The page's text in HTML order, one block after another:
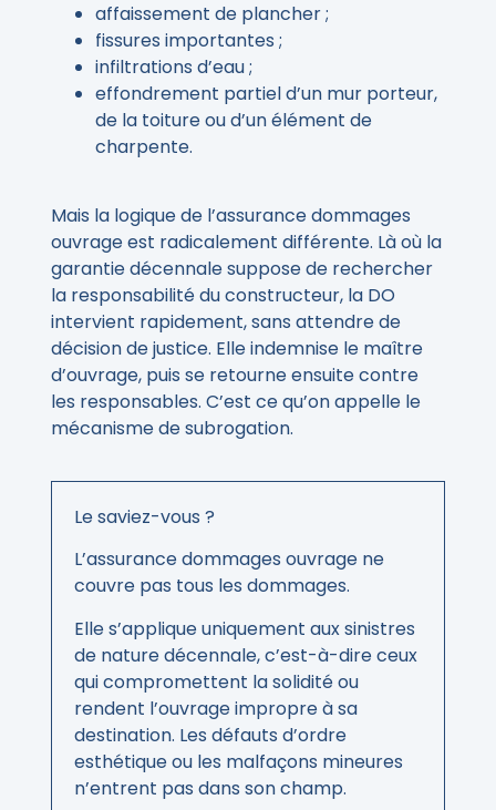
affaissement de plancher ;
fissures importantes ;
infiltrations d’eau ;
effondrement partiel d’un mur porteur,
de la toiture ou d’un élément de
charpente.
Mais la logique de l’assurance dommages
ouvrage est radicalement différente. Là où la
garantie décennale suppose de rechercher
la responsabilité du constructeur, la DO
intervient rapidement, sans attendre de
décision de justice. Elle indemnise le maître
d’ouvrage, puis se retourne ensuite contre
les responsables. C’est ce qu’on appelle le
mécanisme de subrogation.
Le saviez-vous ?
L’assurance dommages ouvrage ne
couvre pas tous les dommages.
Elle s’applique uniquement aux sinistres
de nature décennale, c’est-à-dire ceux
qui compromettent la solidité ou
rendent l’ouvrage impropre à sa
destination. Les défauts d’ordre
esthétique ou les malfaçons mineures
n’entrent pas dans son champ.